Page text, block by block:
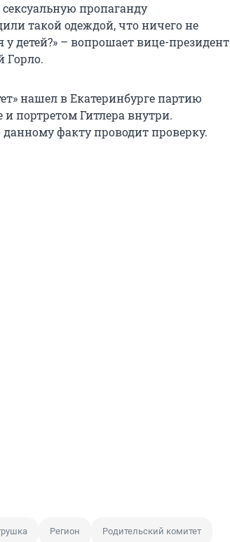
пропаганду
такой одеждой, что ничего не
детей?» – вопрошает вице-президент
Горло.
нашел в Екатеринбурге партию
портретом Гитлера внутри.
факту проводит проверку.
Регион Родительский комитет